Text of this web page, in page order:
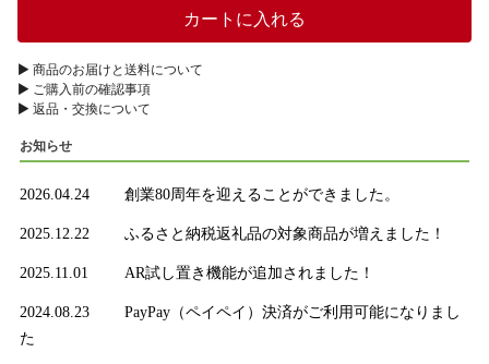
▶︎ 商品のお届けと送料について
▶︎ ご購入前の確認事項
▶︎ 返品・交換について
お知らせ
2026.04.24 創業80周年を迎えることができました。
2025.12.22 ふるさと納税返礼品の対象商品が増えました！
2025.11.01 AR試し置き機能が追加されました！
2024.08.23
PayPay（ペイペイ）決済がご利用可能になりまし
た